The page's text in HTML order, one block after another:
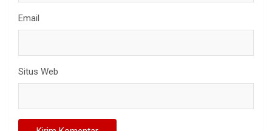
Email
Situs Web